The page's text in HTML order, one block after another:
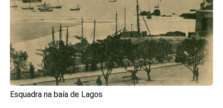
Esquadra na baía de Lagos